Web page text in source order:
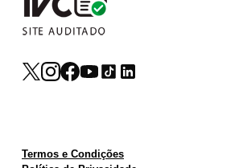
Termos e Condições